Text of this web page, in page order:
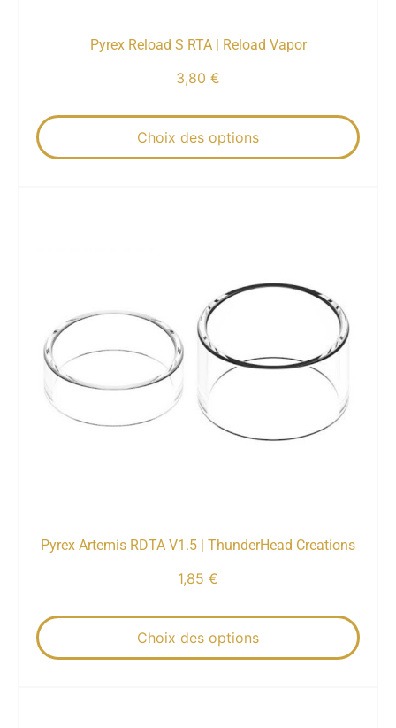
Pyrex Reload S RTA | Reload Vapor
3,80 €
Choix des options
Pyrex Artemis RDTA V1.5 | ThunderHead Creations
1,85 €
Choix des options